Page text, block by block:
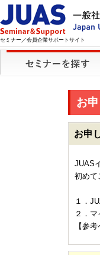
セミナー／会員企業サポートサイト
お
お申
JUAS
初めて
１．
２．
【参